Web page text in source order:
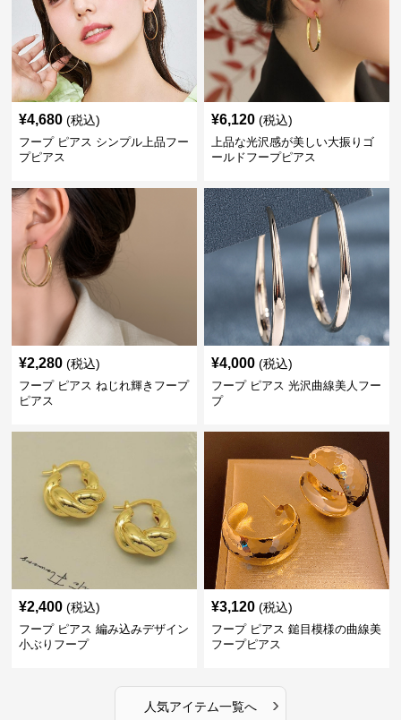
¥4,680 (税込)
フープ ピアス シンプル上品フー
プピアス
¥6,120 (税込)
上品な光沢感が美しい大振りゴ
ールドフープピアス
¥2,280 (税込)
フープ ピアス ねじれ輝きフープ
ピアス
¥4,000 (税込)
フープ ピアス 光沢曲線美人フー
プ
¥2,400 (税込)
フープ ピアス 編み込みデザイン
小ぶりフープ
¥3,120 (税込)
フープ ピアス 鎚目模様の曲線美
フープピアス
人気アイテム一覧へ ›